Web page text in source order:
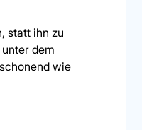
statt ihn zu
dem
wie